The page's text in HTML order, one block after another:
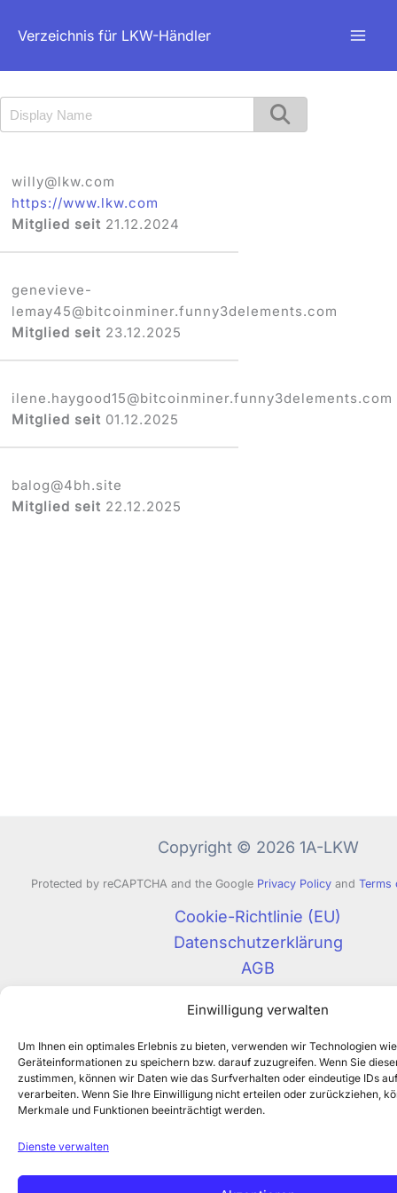
Einwilligung verwalten
Um Ihnen ein optimales Erlebnis zu bieten, verwenden wir Technologien
Geräteinformationen zu speichern bzw. darauf zuzugreifen. Wenn Sie
zustimmen, können wir Daten wie das Surfverhalten oder eindeutige IDs
verarbeiten. Wenn Sie Ihre Einwilligung nicht erteilen oder zurückziehen,
Merkmale und Funktionen beeinträchtigt werden.
Dienste verwalten
InhaltVerzeichnis für LKW-Händler
willy@lkw.com
https://www.lkw.com
Mitglied seit 21.12.2024
genevieve-
lemay45@bitcoinminer.funny3delements.com
Mitglied seit 23.12.2025
ilene.haygood15@bitcoinminer.funny3delements.com
Mitglied seit 01.12.2025
balog@4bh.site
Mitglied seit 22.12.2025
Copyright © 2026 1A-LKW
Protected by reCAPTCHA and the Google Privacy Policy and Terms
Cookie-Richtlinie (EU)
Datenschutzerklärung
AGB